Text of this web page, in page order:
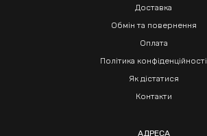
Доставка
Обмін та повернення
Оплата
Політика конфіденційності
Як дістатися
Контакти
АДРЕСА